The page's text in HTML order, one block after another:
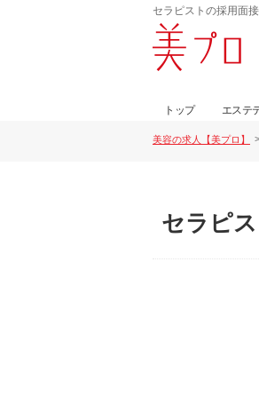
セラピストの採用面
トップ エステ
美容の求人【美プロ】
セラピ